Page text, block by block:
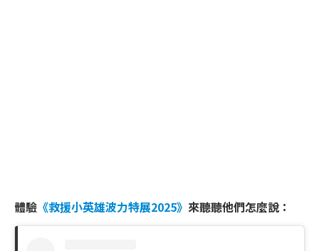
體驗 《救援小英雄波力特展2025》 來聽聽他們怎麼說：